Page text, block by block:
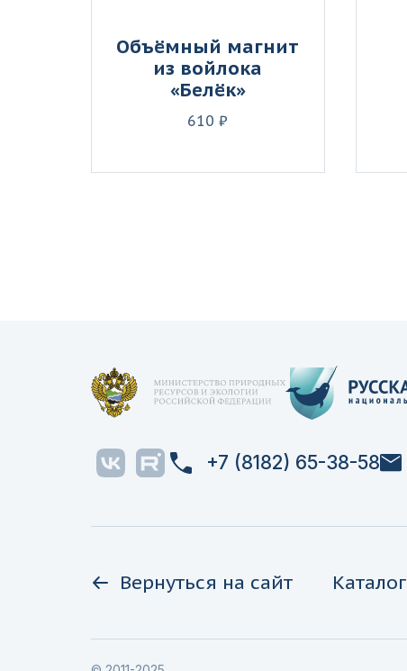
Объёмный магнит
из войлока
«Белёк»
610 ₽
+7 (8182) 65-38-58
Вернуться на сайт Каталог